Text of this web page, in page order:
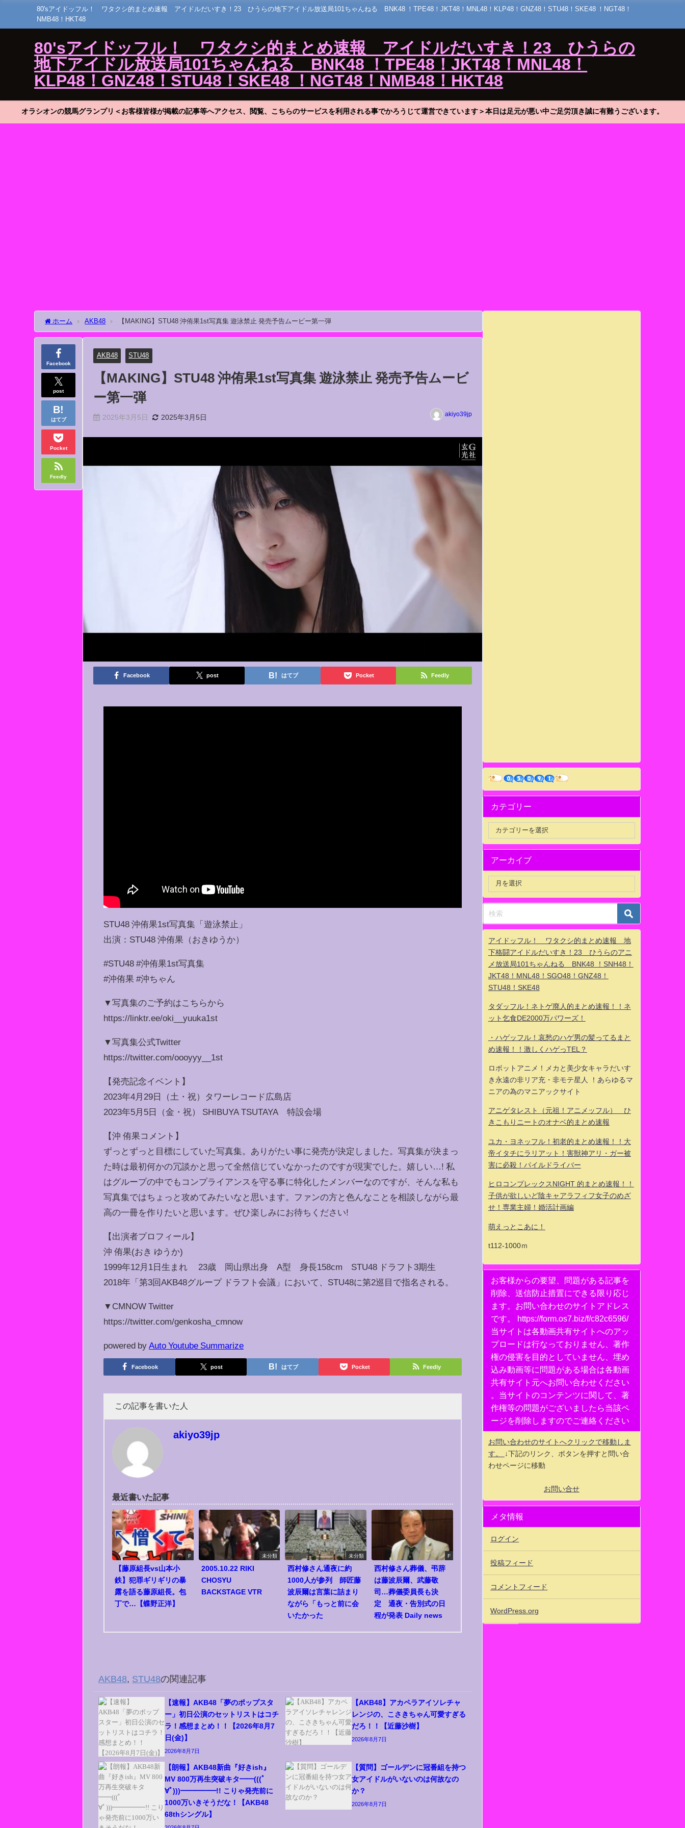
80'sアイドッフル！ ワタクシ的まとめ速報 アイドルだいすき！23 ひうらの地下アイドル放送局101ちゃんねる BNK48 ！TPE48！JKT48！MNL48！KLP48！GNZ48！STU48！SKE48 ！NGT48！
NMB48！HKT48
80'sアイドッフル！ ワタクシ的まとめ速報 アイドルだいすき！23 ひうらの
地下アイドル放送局101ちゃんねる BNK48 ！TPE48！JKT48！MNL48！
KLP48！GNZ48！STU48！SKE48 ！NGT48！NMB48！HKT48
オラシオンの競馬グランプリ＜お客様皆様が掲載の記事等へアクセス、閲覧、こちらのサービスを利用される事でかろうじて運営できています＞本日は足元が悪い中ご足労頂き誠に有難うございます。
ホーム AKB48 【MAKING】STU48 沖侑果1st写真集 遊泳禁止 発売予告ムービー第一弾
Facebook
post
はてブ
Pocket
Feedly
AKB48 STU48
【MAKING】STU48 沖侑果1st写真集 遊泳禁止 発売予告ムービ
ー第一弾
2025年3月5日 2025年3月5日 akiyo39jp
Facebook post はてブ Pocket Feedly
STU48 沖侑果1st写真集「遊泳禁止」
出演：STU48 沖侑果（おきゆうか）
#STU48 #沖侑果1st写真集
#沖侑果 #沖ちゃん
▼写真集のご予約はこちらから
https://linktr.ee/oki__yuuka1st
▼写真集公式Twitter
https://twitter.com/oooyyy__1st
【発売記念イベント】
2023年4月29日（土・祝）タワーレコード広島店
2023年5月5日（金・祝） SHIBUYA TSUTAYA 特設会場
【沖 侑果コメント】
ずっとずっと目標にしていた写真集。ありがたい事に発売が決定しました。写真集が決まっ
た時は最初何かの冗談かと思って全然信じていなかったのですが現実でした。嬉しい…! 私
はグループの中でもコンプライアンスを守る事に特化したメンバーなのですが、そんな私も
写真集ではちょっと攻めてみたいなと思います。ファンの方と色んなことを相談しながら最
高の一冊を作りたいと思います。ぜひ楽しみにお待ちください!
【出演者プロフィール】
沖 侑果(おき ゆうか)
1999年12月1日生まれ 23歳 岡山県出身 A型 身長158cm STU48 ドラフト3期生
2018年「第3回AKB48グループ ドラフト会議」において、STU48に第2巡目で指名される。
▼CMNOW Twitter
https://twitter.com/genkosha_cmnow
powered by Auto Youtube Summarize
Facebook post はてブ Pocket Feedly
この記事を書いた人
akiyo39jp
最近書いた記事
F
【藤原組長vs山本小
鉄】犯罪ギリギリの暴
露を語る藤原組長。包
丁で…【蝶野正洋】
未分類
2005.10.22 RIKI
CHOSYU
BACKSTAGE VTR
未分類
西村修さん通夜に約
1000人が参列 師匠藤
波辰爾は言葉に詰まり
ながら「もっと前に会
いたかった
F
西村修さん葬儀、弔辞
は藤波辰爾、武藤敬
司…葬儀委員長も決
定 通夜・告別式の日
程が発表 Daily news
AKB48, STU48の関連記事
【速報】AKB48「夢のポップスタ
ー」初日公演のセットリストはコチ
ラ！感想まとめ！！【2026年8月7
日(金)】
2026年8月7日
【AKB48】アカペラアイソレチャ
レンジの、こさきちゃん可愛すぎる
だろ！！【近藤沙樹】
2026年8月7日
【朗報】AKB48新曲『好きish』
MV 800万再生突破キタ━━(((ﾟ
∀ﾟ)))━━━━━!! こりゃ発売前に
1000万いきそうだな！【AKB48
68thシングル】
【質問】ゴールデンに冠番組を持つ
女アイドルがいないのは何故なの
か？
2026年8月7日
カテゴリー
アーカイブ
アイドッフル！ ワタクシ的まとめ速報 地
下格闘アイドルだいすき！23 ひうらのアニ
メ放送局101ちゃんねる BNK48 ！SNH48！
JKT48！MNL48！SGO48！GNZ48！
STU48！SKE48
タダッフル！ネトゲ廃人的まとめ速報！！ネ
ット乞食DE2000万パワーズ！
・ハゲッフル！哀愁のハゲ男の髪ってるまと
め速報！！激しくハゲっTEL？
ロボットアニメ！メカと美少女キャラだいす
き永遠の非リア充・非モテ星人 ！あらゆるマ
ニアの為のマニアックサイト
アニゲタレスト（元祖！アニメッフル） ひ
きこもりニートのオナベ的まとめ速報
ユカ・ヨネッフル！初老的まとめ速報！！大
帝イタチにラリアット！害獣神アリ・ガー被
害に必殺！パイルドライバー
ヒロコンプレックスNIGHT 的まとめ速報！！
子供が欲しいど陰キャアラフィフ女子のめざ
せ！専業主婦！婚活計画編
萌えっとこあに！
t112-1000ｍ
お客様からの要望、問題がある記事を
削除、送信防止措置にできる限り応じ
ます。お問い合わせのサイトアドレス
です。 https://form.os7.biz/f/c82c6596/
当サイトは各動画共有サイトへのアッ
プロードは行なっておりません、著作
権の侵害を目的としていません、埋め
込み動画等に問題がある場合は各動画
共有サイト元へお問い合わせください
。当サイトのコンテンツに関して、著
作権等の問題がございましたら当該ペ
ージを削除しますのでご連絡ください
お問い合わせのサイトへクリックで移動しま
す。
↓下記のリンク、ボタンを押すと問い合
わせページに移動
お問い合せ
メタ情報
ログイン
投稿フィード
コメントフィード
WordPress.org